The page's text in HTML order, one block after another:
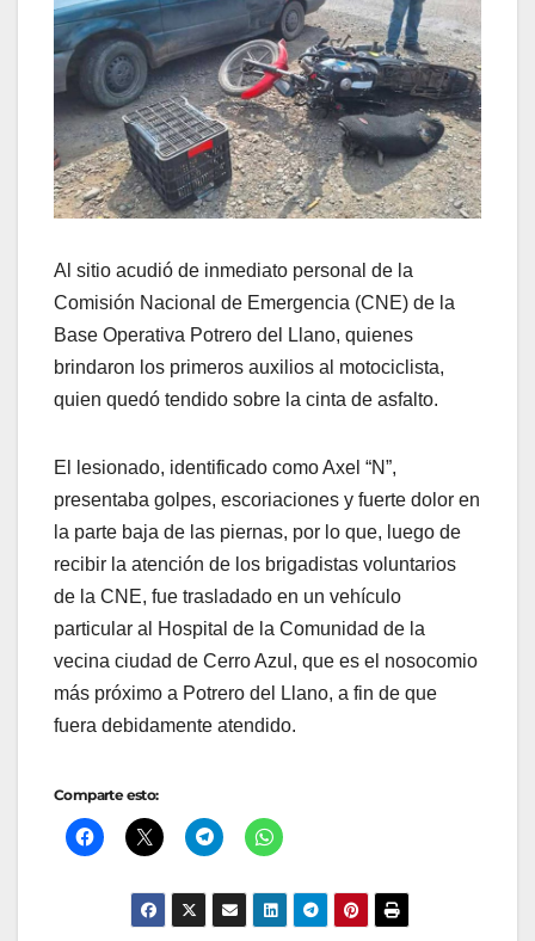
Al sitio acudió de inmediato personal de la
Comisión Nacional de Emergencia (CNE) de la
Base Operativa Potrero del Llano, quienes
brindaron los primeros auxilios al motociclista,
quien quedó tendido sobre la cinta de asfalto.
El lesionado, identificado como Axel “N”,
presentaba golpes, escoriaciones y fuerte dolor en
la parte baja de las piernas, por lo que, luego de
recibir la atención de los brigadistas voluntarios
de la CNE, fue trasladado en un vehículo
particular al Hospital de la Comunidad de la
vecina ciudad de Cerro Azul, que es el nosocomio
más próximo a Potrero del Llano, a fin de que
fuera debidamente atendido.
Comparte esto: